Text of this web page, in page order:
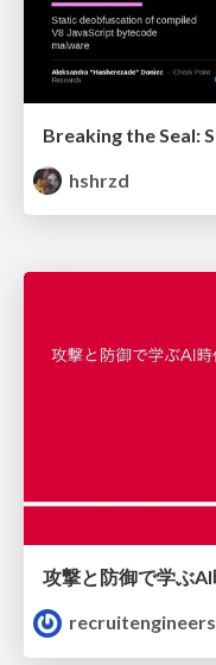
hshrzd
recruitengineers